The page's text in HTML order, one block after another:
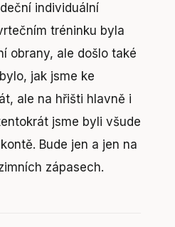
individuální
tréninku byla
obrany, ale došlo také
jak jsme ke
ale na hřišti hlavně i
jsme byli všude
Bude jen a jen na
zápasech.